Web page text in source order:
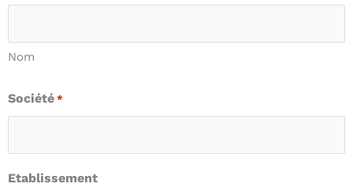
Nom
Société *
Etablissement